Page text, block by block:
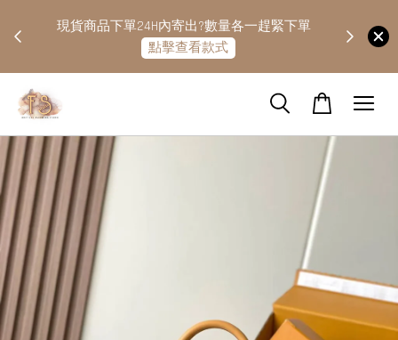
現貨商品下單24H內寄出?數量各一趕緊下單
點擊查看款式